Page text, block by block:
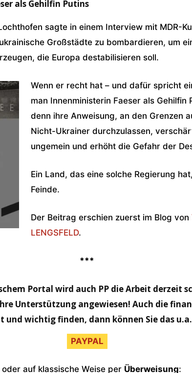
als Gehilfin Putins
sagte in einem Interview mit MDR-
Großstädte zu bombardieren, um
die Europa destabilisieren soll.
Wenn er recht hat – und dafür spricht
man Innenministerin Faeser als Gehilfin
denn ihre Anweisung, an den Grenzen
Nicht-Ukrainer durchzulassen,
ungemein und erhöht die Gefahr der
Ein Land, das eine solche Regierung
Feinde.
Der Beitrag erschien zuerst im Blog von
LENGSFELD.
***
Portal wird auch PP die Arbeit derzeit
Unterstützung angewiesen! Auch die
und wichtig finden, dann können Sie das
PAYPAL
auf klassische Weise per Überweisung: